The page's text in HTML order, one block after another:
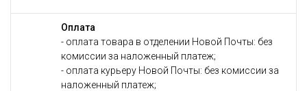
Оплата
- оплата товара в отделении Новой Почты: без
комиссии за наложенный платеж;
- оплата курьеру Новой Почты: без комиссии за
наложенный платеж;